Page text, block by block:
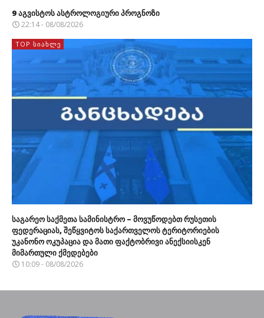
9 აგვისტოს ასტროლოგიური პროგნოზი
22:14 - 08/08/2026
TOP ᲡᲘᲐᲮᲚᲔ
საგარეო საქმეთა სამინისტრო – მოვუწოდებთ რუსეთის
ფედერაციას, შეწყვიტოს საქართველოს ტერიტორიების
უკანონო ოკუპაცია და მათი ფაქტობრივი ანექსიისკენ
მიმართული ქმედებები
10:09 - 08/08/2026